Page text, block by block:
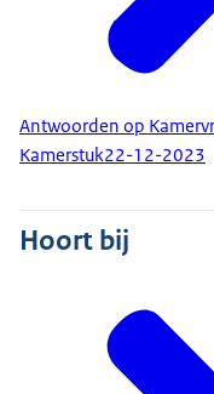
Antwoorden op
Kamerstuk22-12-2023
Hoort bij